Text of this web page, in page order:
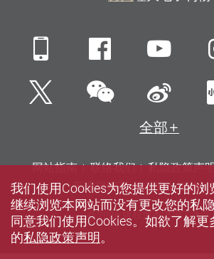
Mobile Facebook
Twitter微信 新
全部
网站指南 联络我们 私隐政策声
无障碍网页
招聘 媒体
© 2026 版权属香港理工大学
我们使用Cookies为您提供更好的浏
继续浏览本网站而没有更改您的私
同意我们使用Cookies。如欲了解
的私隐政策声明。